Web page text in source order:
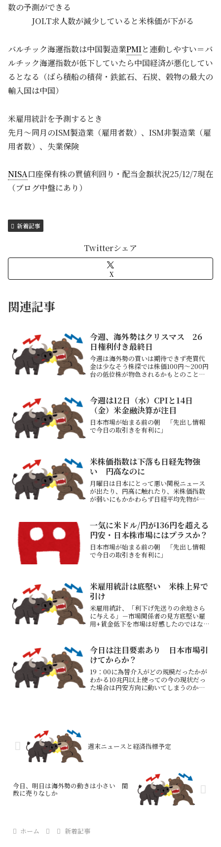
数の予測ができる
JOLT求人数が減少していると米株価が下がる
バルチック海運指数は中国製造業PMIと連動しやすい＝バ
ルチック海運指数が低下していたら中国経済が悪化してい
るとなる（ばら積船の積荷・鉄鉱石、石炭、穀物の最大の
輸入国は中国）
米雇用統計を予測するとき
先月～同月のISM製造業（雇用者数）、ISM非製造業（雇
用者数）、失業保険
NISA口座保有株の買値利回り・配当金額状況25/12/7現在
（ブログ中盤にあり）
新着記事
Twitterシェア
X
関連記事
今週、海外勢はクリスマス 26
日権利付き最終日
今週は海外勢の買いは期待できず売買代
金は少なそう株探では株価100円～200円
台の低位株が物色されるかもとのこと
月 加 原材料価格、鉱工業価格
指数1...
今週は12日（水）CPIと14日
（金）米金融決算が注目
日本市場が始まる前の朝 「先出し情報
で今日の取引きを有利に」
米株価指数は下落も日経先物強
い 円高なのに
月曜日は日本にとって悪い関税ニュース
が出たり、円高に触れたり、米株価指数
が弱いにもかかわらず日経平均先物が上
米メディア株軒並み安、トランプ氏が海
外製作映画に100％...
一気に米ドル/円が136円を超える
円安・日本株市場にはプラスか？
日本市場が始まる前の朝 「先出し情報
で今日の取引きを有利に」
米雇用統計は底堅い 米株上昇で
引け
米雇用統計、「利下げ先送りの余地さら
に与える」－市場関係者の見方底堅い雇
用+賃金低下を市場は好感したのではない
ニュースも米、中国の原発向け関連機器
の輸出許可を停止＝関係...
今日は注目要素あり 日本市場引
けてからか？
19：00に為替介入がどの規模だったかが
わかる10兆円以上使っての今の現状だっ
た場合は円安方向に動いてしまうのかも
週末ニュースと経済指標予定
今日、明日は海外勢の動きは小さい 閑
散に売りなしか
ホーム 新着記事